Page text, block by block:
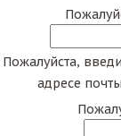
Пожалуйста,
адресе почты